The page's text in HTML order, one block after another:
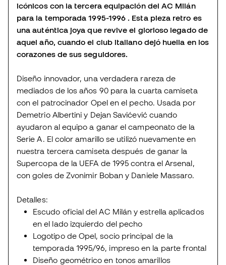
icónicos con la tercera equipación del AC Milán
para la temporada 1995-1996 . Esta pieza retro es
una auténtica joya que revive el glorioso legado de
aquel año, cuando el club italiano dejó huella en los
corazones de sus seguidores.
Diseño innovador, una verdadera rareza de
mediados de los años 90 para la cuarta camiseta
con el patrocinador Opel en el pecho. Usada por
Demetrio Albertini y Dejan Savićević cuando
ayudaron al equipo a ganar el campeonato de la
Serie A. El color amarillo se utilizó nuevamente en
nuestra tercera camiseta después de ganar la
Supercopa de la UEFA de 1995 contra el Arsenal,
con goles de Zvonimir Boban y Daniele Massaro.
Detalles:
Escudo oficial del AC Milán y estrella aplicados
en el lado izquierdo del pecho
Logotipo de Opel, socio principal de la
temporada 1995/96, impreso en la parte frontal
Diseño geométrico en tonos amarillos